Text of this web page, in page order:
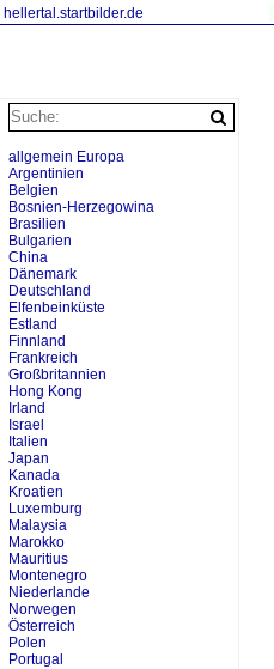
hellertal.startbilder.de
allgemein Europa
Argentinien
Belgien
Bosnien-Herzegowina
Brasilien
Bulgarien
China
Dänemark
Deutschland
Elfenbeinküste
Estland
Finnland
Frankreich
Großbritannien
Hong Kong
Irland
Israel
Italien
Japan
Kanada
Kroatien
Luxemburg
Malaysia
Marokko
Mauritius
Montenegro
Niederlande
Norwegen
Österreich
Polen
Portugal